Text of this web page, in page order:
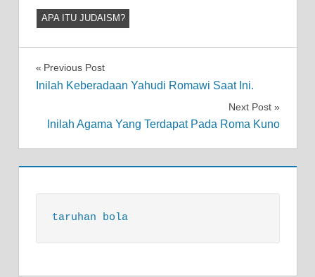
APA ITU JUDAISM?
Post
Previous Post
Inilah Keberadaan Yahudi Romawi Saat Ini.
Next Post
Inilah Agama Yang Terdapat Pada Roma Kuno
taruhan bola